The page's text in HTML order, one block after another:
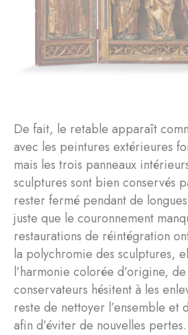
De fait, le retable apparaît
avec les peintures extérieures
mais les trois panneaux
sculptures sont bien conservés
rester fermé pendant de
juste que le couronnement
restaurations de réintégration
la polychromie des sculptures,
l’harmonie colorée d’origine,
conservateurs hésitent à les
reste de nettoyer l’ensemble et
afin d’éviter de nouvelles pertes.